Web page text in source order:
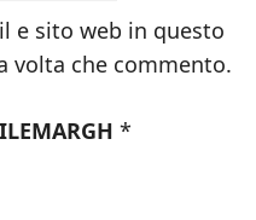
e sito web in questo
volta che commento.
*